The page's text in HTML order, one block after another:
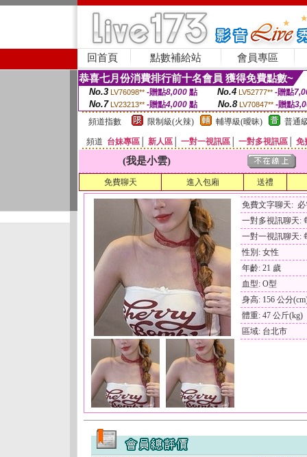
回首頁 點數補給站 會員專區
恭喜七月份消費排行前十名會員 獲得免費點數~
No.3 LV76098** -贈點8,000點 No.4 LV52777** -贈點
No.7 LV23213** -贈點4,000 點 No.8 LV70847** -贈點
頻道指數
限制級(火辣) 輔導級(曖昧) 普通
頻道 台妹專區 新人區 一對一視訊區 一對多視訊區 免
(我是小雲)
免費聊天 進入包廂 送禮
免費文字聊天:
一對多視訊聊天:
一對一視訊聊天:
性別: 女性
年齡: 21 歲
血型: O型
身高: 156 公分
體重: 47 公斤(kg)
區域: 台北市